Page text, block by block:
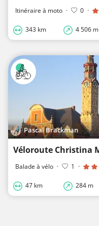
Itinéraire à moto · 0 ·
343 km 4 506 m
Pascal Brackman
Balade à vélo · 1 ·
47 km 284 m